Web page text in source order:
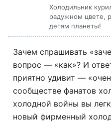
Холодильник
радужном цвете,
детям планеты!
Зачем спрашивать
вопрос — «как»? И
приятно удивит —
сообществе фанатов
холодной войны вы
новый фирменный